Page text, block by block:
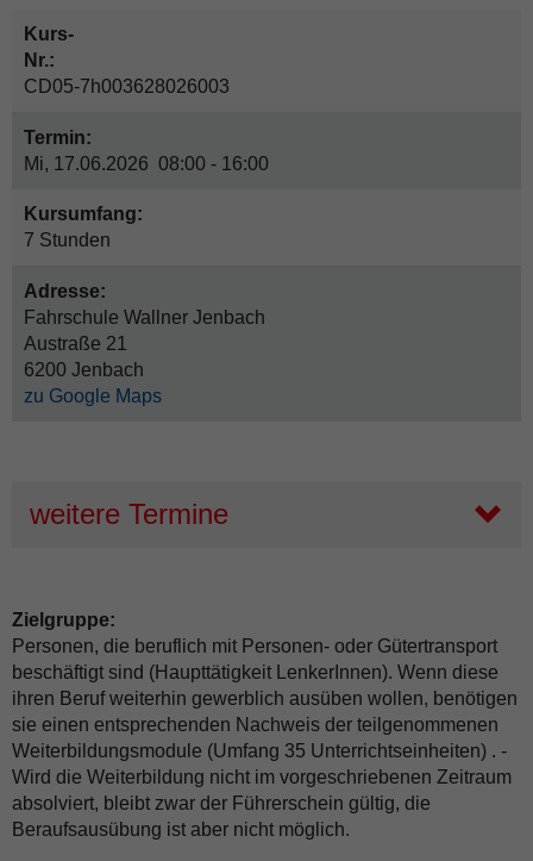
Kurs-
Nr.:
CD05-7h003628026003
Termin:
Mi, 17.06.2026 08:00 - 16:00
Kursumfang:
7 Stunden
Adresse:
Fahrschule Wallner Jenbach
Austraße 21
6200 Jenbach
zu Google Maps
weitere Termine
Zielgruppe:
Personen, die beruflich mit Personen- oder Gütertransport
beschäftigt sind (Haupttätigkeit LenkerInnen). Wenn diese
ihren Beruf weiterhin gewerblich ausüben wollen, benötigen
sie einen entsprechenden Nachweis der teilgenommenen
Weiterbildungsmodule (Umfang 35 Unterrichtseinheiten) . -
Wird die Weiterbildung nicht im vorgeschriebenen Zeitraum
absolviert, bleibt zwar der Führerschein gültig, die
Beraufsausübung ist aber nicht möglich.